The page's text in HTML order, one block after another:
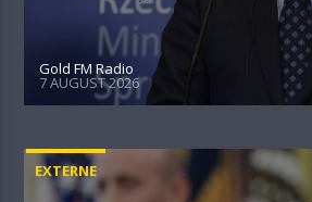
Gold FM Radio
7 AUGUST 2026
EXTERNE